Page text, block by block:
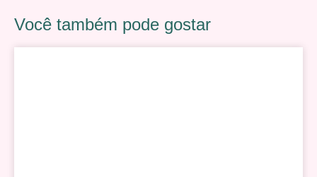
Você também pode gostar